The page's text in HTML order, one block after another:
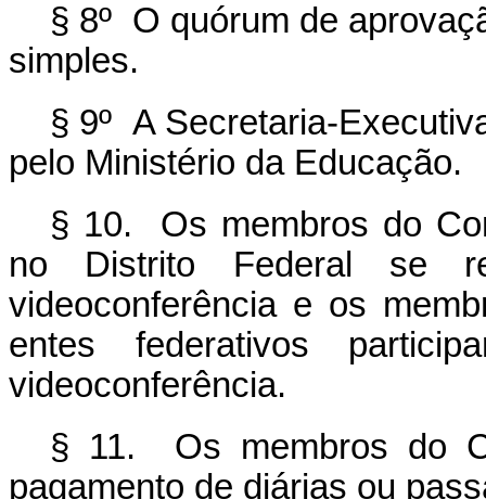
§ 8º O quórum de
simples.
§ 9º A Secretaria-
pelo Ministério da Educação.
§ 10. Os membros do
no Distrito Federal se
videoconferência e os
entes federativos
videoconferência.
§ 11. Os membros do
pagamento de diárias ou